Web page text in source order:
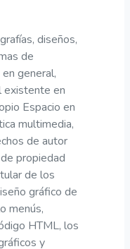
diseños,
de
general,
existente en
Espacio en
multimedia,
de autor
propiedad
de los
gráfico de
menús,
HTML, los
y